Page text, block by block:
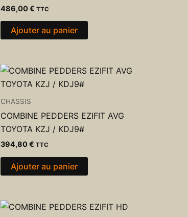
486,00€ TTC
Ajouter au panier
CHASSIS
COMBINE PEDDERS EZIFIT AVG
TOYOTA KZJ / KDJ9#
394,80€ TTC
Ajouter au panier